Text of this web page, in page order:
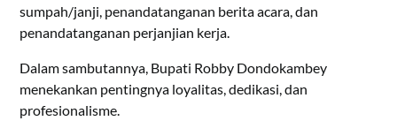
sumpah/janji, penandatanganan berita acara, dan
penandatanganan perjanjian kerja.
Dalam sambutannya, Bupati Robby Dondokambey
menekankan pentingnya loyalitas, dedikasi, dan
profesionalisme.